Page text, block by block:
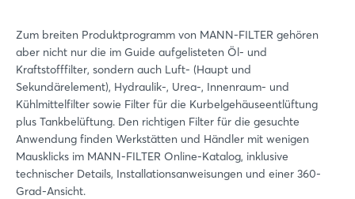
Zum breiten Produktprogramm von MANN-FILTER gehören
aber nicht nur die im Guide aufgelisteten Öl- und
Kraftstofffilter, sondern auch Luft- (Haupt und
Sekundärelement), Hydraulik-, Urea-, Innenraum- und
Kühlmittelfilter sowie Filter für die Kurbelgehäuseentlüftung
plus Tankbelüftung. Den richtigen Filter für die gesuchte
Anwendung finden Werkstätten und Händler mit wenigen
Mausklicks im MANN-FILTER Online-Katalog, inklusive
technischer Details, Installationsanweisungen und einer 360-
Grad-Ansicht.